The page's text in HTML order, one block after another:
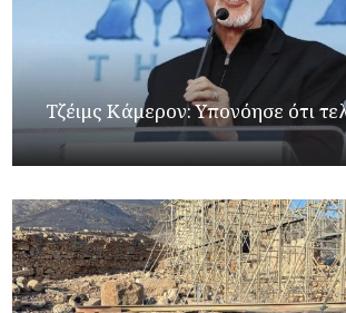
Τζέιμς Κάμερον: Υπονόησε ότι